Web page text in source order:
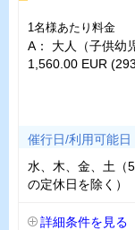
1名様あたり料金
A： 大人（子供幼
1,560.00 EUR
催行日/利用可能日
水、木、金、土（
の定休日を除く）
詳細条件を見る